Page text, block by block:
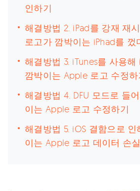
인하기
해결방법 2. iPad를 강재 재
로고가 깜박이는 iPhad를 껐
해결방법 3. iTunes를 사용해
깜박이는 Apple 로고 수정하
해결방법 4. DFU 모드로 들
이는 Apple 로고 수정하기
해결방법 5. iOS 결함으로 인
이는 Apple 로고 데이터 손